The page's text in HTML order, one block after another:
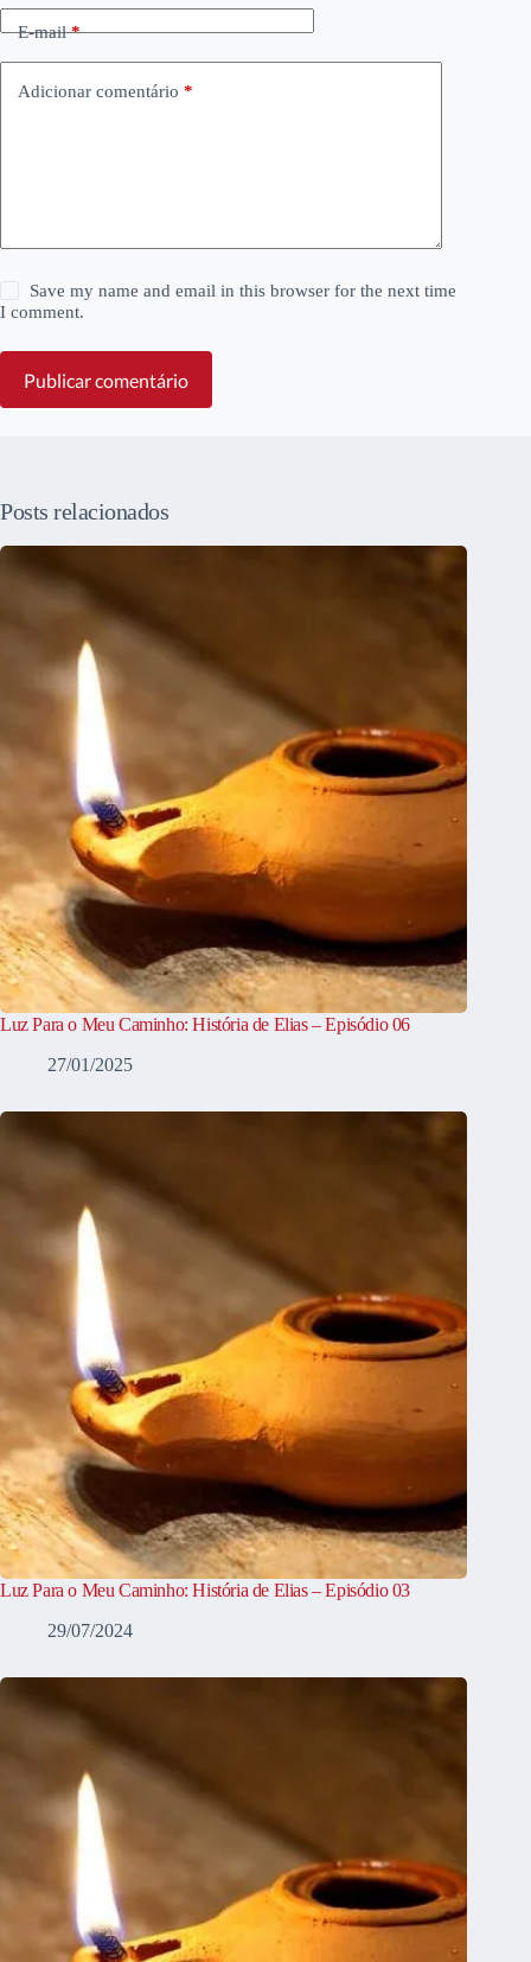
E-mail*
Adicionar comentário *
Save my name and email in this browser for the next time
I comment.
Publicar comentário
Posts relacionados
Luz Para o Meu Caminho: História de Elias – Episódio 06
27/01/2025
Luz Para o Meu Caminho: História de Elias – Episódio 03
29/07/2024